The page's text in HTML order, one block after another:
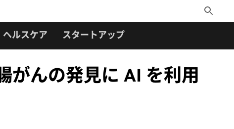
Toggle
Search
ヘルスケア スタートアップ
がんの発見に AI を利用